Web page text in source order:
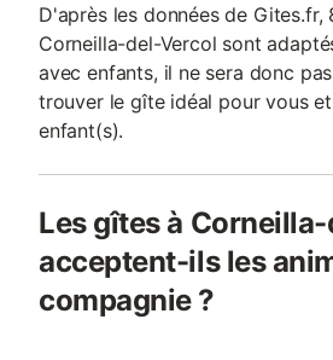
D'après les données de Gites.fr,
Corneilla-del-Vercol sont
avec enfants, il ne sera donc
trouver le gîte idéal pour vous
enfant(s).
Les gîtes à
acceptent-ils les
compagnie ?